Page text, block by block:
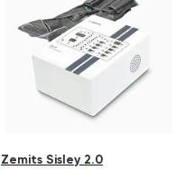
Zemits Sisley 2.0